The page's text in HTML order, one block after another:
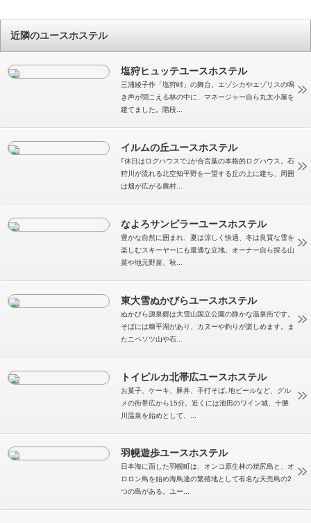
近隣のユースホステル
塩狩ヒュッテユースホステル
三浦綾子作「塩狩峠」の舞台。エゾシカやエゾリスの鳴
き声が聞こえる林の中に、マネージャー自ら丸太小屋を
建てました。階段...
イルムの丘ユースホステル
｢休日はログハウスで｣が合言葉の本格的ログハウス。石
狩川が流れる北空知平野を一望する丘の上に建ち、周囲
は畑が広がる農村...
なよろサンピラーユースホステル
豊かな自然に囲まれ、夏は涼しく快適、冬は良質な雪を
楽しむスキーヤーにも最適な立地。オーナー自ら採る山
菜や地元野菜、秋...
東大雪ぬかびらユースホステル
ぬかびら源泉郷は大雪山国立公園の静かな温泉街です。
そばには糠平湖があり、カヌーや釣りが楽しめます。ま
たニペソツ山や石...
トイピルカ北帯広ユースホステル
お菓子、ケーキ、豚丼、手打そば､地ビールなど、グル
メの街帯広から15分。近くには池田のワイン城、十勝
川温泉を始めとして、...
羽幌遊歩ユースホステル
日本海に面した羽幌町は、オンコ原生林の焼尻島と、オ
ロロン鳥を始め海鳥達の繁殖地として有名な天売島の2
つの島がある。ユー...